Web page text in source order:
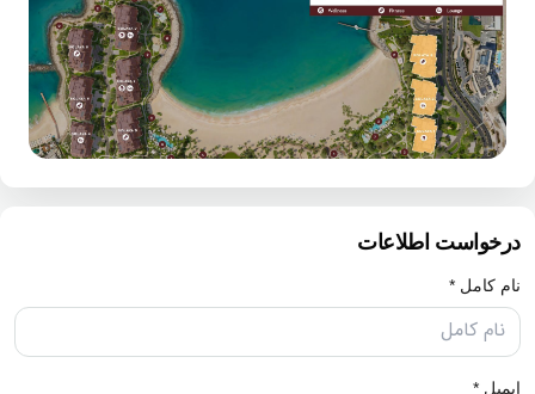
درخواست اطلاعات
نام کامل *
ایمیل *